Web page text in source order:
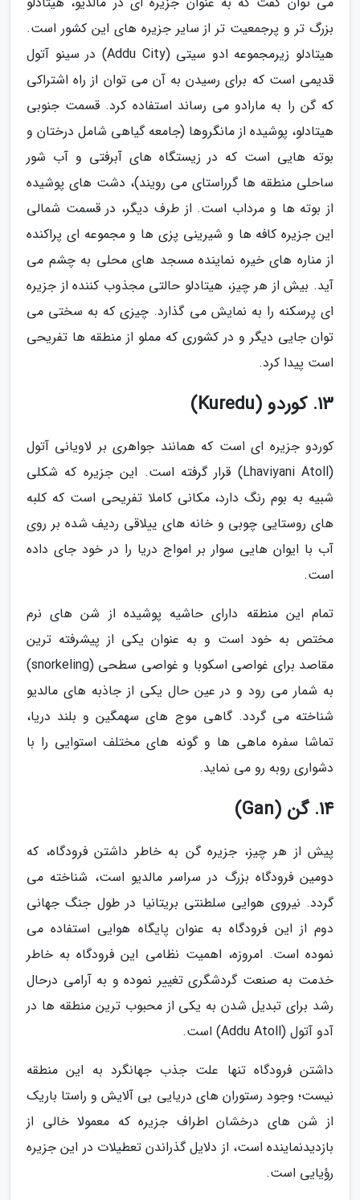
بزرگ تر و پرجمعیت تر از سایر جزیره های این کشور است.
هیتادلو زیرمجموعه ادو سیتی (Addu City) در سینو آتول
قدیمی است که برای رسیدن به آن می توان از راه اشتراکی
که گن را به مارادو می رساند استفاده کرد. قسمت جنوبی
هیتادلو، پوشیده از مانگروها (جامعه گیاهی شامل درختان و
بوته هایی است که در زیستگاه های آبرفتی و آب شور
ساحلی منطقه ها گرراستای می رویند)، دشت های پوشیده
از بوته ها و مرداب است. از طرف دیگر، در قسمت شمالی
این جزیره کافه ها و شیرینی پزی ها و مجموعه ای پراکنده
از مناره های خیره نماینده مسجد های محلی به چشم می
آید. بیش از هر چیز، هیتادلو حالتی مجذوب کننده از جزیره
ای پرسکنه را به نمایش می گذارد. چیزی که به سختی می
توان جایی دیگر و در کشوری که مملو از منطقه ها تفریحی
است پیدا کرد.
13. کوردو (Kuredu)
کوردو جزیره ای است که همانند جواهری بر لاویانی آتول
(Lhaviyani Atoll) قرار گرفته است. این جزیره که شکلی
شبیه به بوم رنگ دارد، مکانی کاملا تفریحی است که کلبه
های روستایی چوبی و خانه های ییلاقی ردیف شده بر روی
آب با ایوان هایی سوار بر امواج دریا را در خود جای داده
است.
تمام این منطقه دارای حاشیه پوشیده از شن های نرم
مختص به خود است و به عنوان یکی از پیشرفته ترین
مقاصد برای غواصی اسکوبا و غواصی سطحی (snorkeling)
به شمار می رود و در عین حال یکی از جاذبه های مالدیو
شناخته می گردد. گاهی موج های سهمگین و بلند دریا،
تماشا سفره ماهی ها و گونه های مختلف استوایی را با
دشواری روبه رو می نماید.
14. گن (Gan)
پیش از هر چیز، جزیره گن به خاطر داشتن فرودگاه، که
دومین فرودگاه بزرگ در سراسر مالدیو است، شناخته می
گردد. نیروی هوایی سلطنتی بریتانیا در طول جنگ جهانی
دوم از این فرودگاه به عنوان پایگاه هوایی استفاده می
نموده است. امروزه، اهمیت نظامی این فرودگاه به خاطر
خدمت به صنعت گردشگری تغییر نموده و به آرامی درحال
رشد برای تبدیل شدن به یکی از محبوب ترین منطقه ها در
آدو آتول (Addu Atoll) است.
داشتن فرودگاه تنها علت جذب جهانگرد به این منطقه
نیست؛ وجود رستوران های دریایی بی آلایش و راستا باریک
از شن های درخشان اطراف جزیره که معمولا خالی از
بازدیدنماینده است، از دلایل گذراندن تعطیلات در این جزیره
رؤیایی است.